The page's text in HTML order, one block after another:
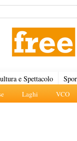
Laghi VCO
e Spettacolo